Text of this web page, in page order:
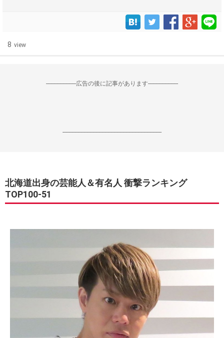
8 view
--------------------広告の後に記事があります--------------------
------------------------------------------------------------------
北海道出身の芸能人＆有名人 衝撃ランキング
TOP100-51